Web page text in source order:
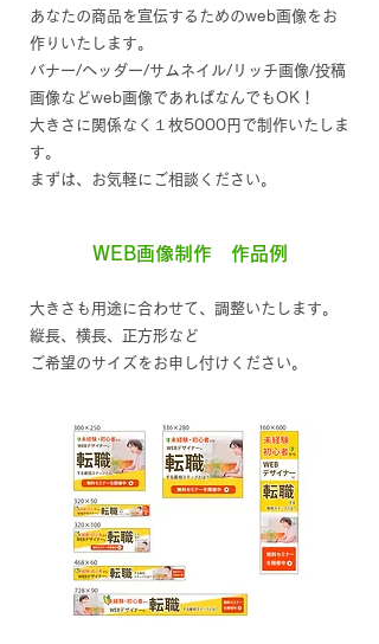
あなたの商品を宣伝するためのweb画像をお
作りいたします。
バナー/ヘッダー/サムネイル/リッチ画像/投稿
画像などweb画像であればなんでもOK！
大きさに関係なく１枚5000円で制作いたしま
す。
​まずは、お気軽にご相談ください。
WEB画像制作 作品例
大きさも用途に合わせて、調整いたします。
縦長、横長、正方形など
​ご希望のサイズをお申し付けください。